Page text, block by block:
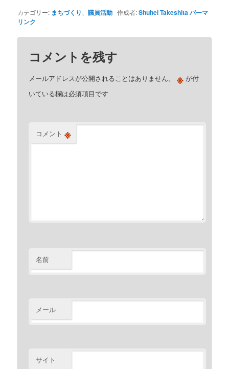
カテゴリー: まちづくり、議員活動 作成者:Shuhei Takeshitaパーマ
リンク
コメントを残す
メールアドレスが公開されることはありません。 ※ が付
いている欄は必須項目です
コメント ※
名前
メール
サイト